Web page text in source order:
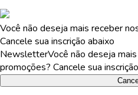
Você não deseja mais receber
Cancele sua inscrição abaixo
NewsletterVocê não deseja
promoções? Cancele sua